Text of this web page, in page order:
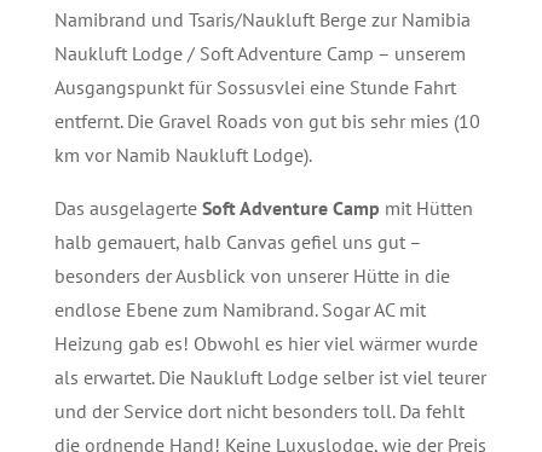
Namibrand und Tsaris/Naukluft Berge zur Namibia
Naukluft Lodge / Soft Adventure Camp – unserem
Ausgangspunkt für Sossusvlei eine Stunde Fahrt
entfernt. Die Gravel Roads von gut bis sehr mies (10
km vor Namib Naukluft Lodge).
Das ausgelagerte Soft Adventure Camp mit Hütten
halb gemauert, halb Canvas gefiel uns gut –
besonders der Ausblick von unserer Hütte in die
endlose Ebene zum Namibrand. Sogar AC mit
Heizung gab es! Obwohl es hier viel wärmer wurde
als erwartet. Die Naukluft Lodge selber ist viel teurer
und der Service dort nicht besonders toll. Da fehlt
die ordnende Hand! Keine Luxuslodge, wie der Preis